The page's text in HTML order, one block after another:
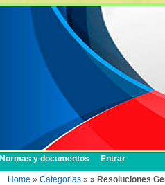
Normas y documentos Entrar
Home » Categorias » » Resoluciones